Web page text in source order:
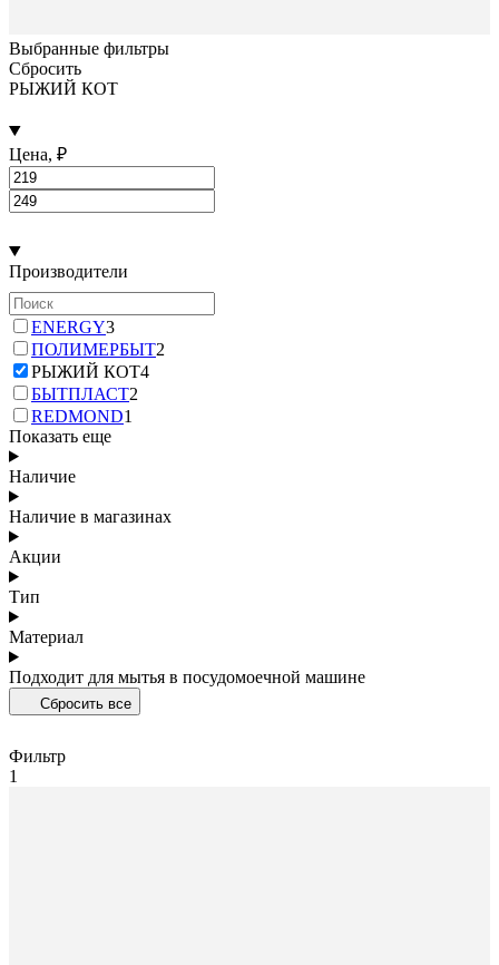
Выбранные фильтры
Сбросить
РЫЖИЙ КОТ
Цена, ₽
Производители
ENERGY3
ПОЛИМЕРБЫТ2
РЫЖИЙ КОТ4
БЫТПЛАСТ2
REDMOND1
Показать еще
Наличие
Наличие в магазинах
Акции
Тип
Материал
Подходит для мытья в посудомоечной машине
Сбросить все
Фильтр
1